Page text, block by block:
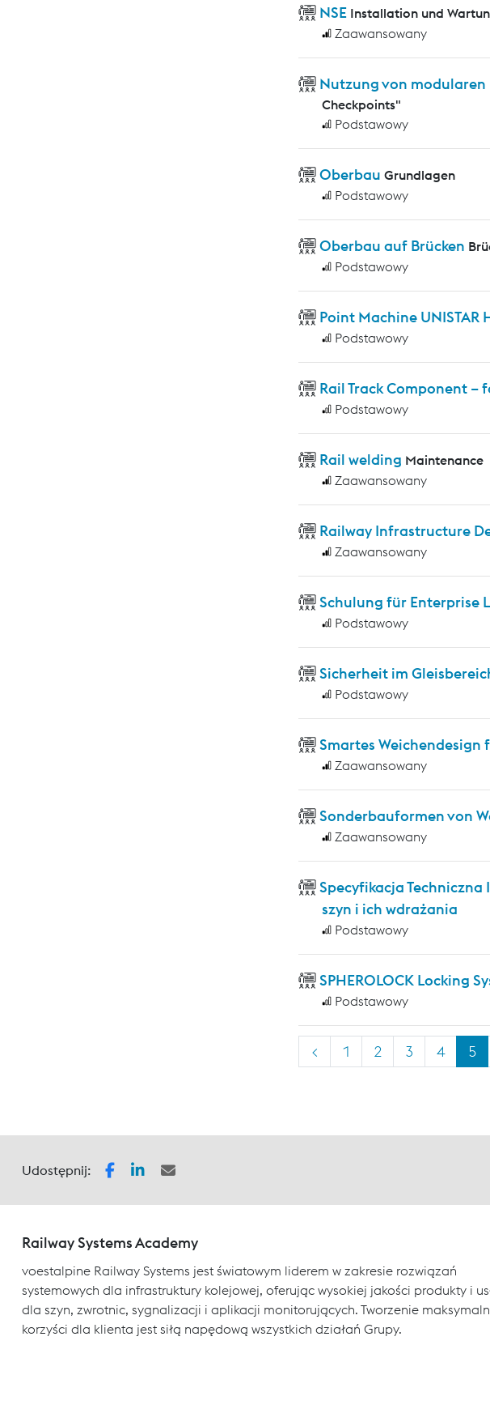
NSE Installation und
Zaawansowany
Nutzung von modularen
Checkpoints"
Podstawowy
Oberbau Grundlagen
Podstawowy
Oberbau auf Brücken
Podstawowy
Point Machine UNISTAR
Podstawowy
Rail Track Component –
Podstawowy
Rail welding Maintenance
Zaawansowany
Railway Infrastructure
Zaawansowany
Schulung für Enterprise
Podstawowy
Sicherheit im
Podstawowy
Smartes
Zaawansowany
Sonderbauformen von
Zaawansowany
Specyfikacja
szyn i ich wdrażania
Podstawowy
SPHEROLOCK Locking
Podstawowy
< 1 2 3 4 5
Udostępnij:
Railway Systems Academy
voestalpine Railway Systems jest światowym liderem w zakresie rozwiązań
systemowych dla infrastruktury kolejowej, oferując wysokiej jakości produkty i
dla szyn, zwrotnic, sygnalizacji i aplikacji monitorujących. Tworzenie
korzyści dla klienta jest siłą napędową wszystkich działań Grupy.